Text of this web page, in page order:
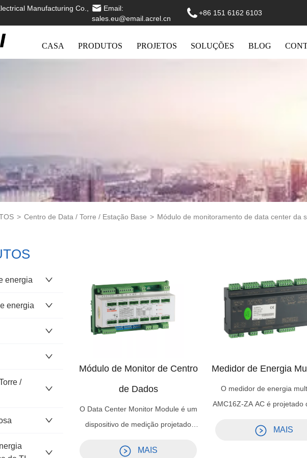
Manufacturing Co.,
Email:
sales.eu@email.acrel.cn
+86 151 6162 6103
CASA PRODUTOS PROJETOS SOLUÇÕES BLOG
> Centro de Data / Torre / Estação Base > Módulo de monitoramento de data center da
energia
energia
/
Módulo de Monitor de Centro
de Dados
O Data Center Monitor Module é um
dispositivo de medição projetado
gerenciamento de fonte de
MAIS
Medidor de Energia
O medidor de energia
AMC16Z-ZA AC é projetado
necessidades dos
MAIS